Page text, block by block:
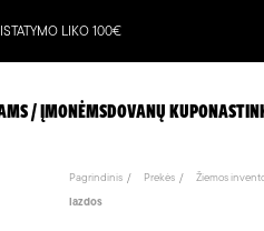
LIKO 100€
/ ĮMONĖMSDOVANŲ KUPONAS
Pagrindinis Prekės Žiemos
lazdos